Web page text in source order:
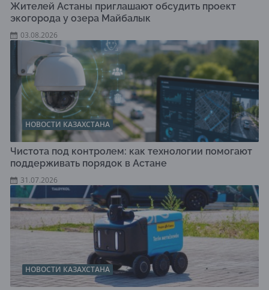
Жителей Астаны приглашают обсудить проект
экогорода у озера Майбалык
03.08.2026
НОВОСТИ КАЗАХСТАНА
Чистота под контролем: как технологии помогают
поддерживать порядок в Астане
31.07.2026
НОВОСТИ КАЗАХСТАНА